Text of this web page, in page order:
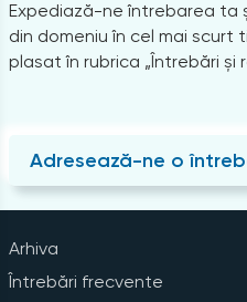
Expediază-ne întrebarea ta
din domeniu în cel mai scurt
plasat în rubrica „Întrebări și
Adresează-ne o
Arhiva
Întrebări frecvente